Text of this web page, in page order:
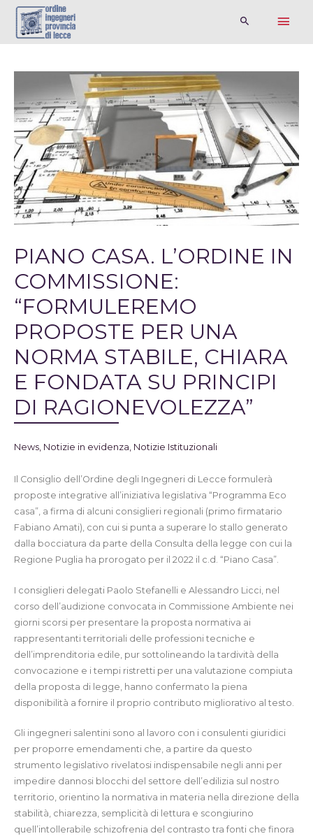
PIANO CASA. L’ORDINE IN
COMMISSIONE:
“FORMULEREMO
PROPOSTE PER UNA
NORMA STABILE, CHIARA
E FONDATA SU PRINCIPI
DI RAGIONEVOLEZZA”
News Notizie in evidenza Notizie Istituzionali
Il Consiglio dell’Ordine degli Ingegneri di Lecce formulerà
proposte integrative all’iniziativa legislativa “Programma Eco
casa”, a firma di alcuni consiglieri regionali (primo firmatario
Fabiano Amati), con cui si punta a superare lo stallo generato
dalla bocciatura da parte della Consulta della legge con cui la
Regione Puglia ha prorogato per il 2022 il c.d. “Piano Casa”.
I consiglieri delegati Paolo Stefanelli e Alessandro Licci, nel
corso dell’audizione convocata in Commissione Ambiente nei
giorni scorsi per presentare la proposta normativa ai
rappresentanti territoriali delle professioni tecniche e
dell’imprenditoria edile, pur sottolineando la tardività della
convocazione e i tempi ristretti per una valutazione compiuta
della proposta di legge, hanno confermato la piena
disponibilità a fornire il proprio contributo migliorativo al testo.
Gli ingegneri salentini sono al lavoro con i consulenti giuridici
per proporre emendamenti che, a partire da questo
strumento legislativo rivelatosi indispensabile negli anni per
impedire dannosi blocchi del settore dell’edilizia sul nostro
territorio, orientino la normativa in materia nella direzione della
stabilità, chiarezza, semplicità di lettura e scongiurino
quell’intollerabile schizofrenia del contrasto tra fonti che finora